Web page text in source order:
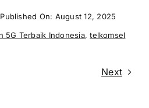
Published On: August 12, 2025
5G Terbaik Indonesia,telkomsel
Next